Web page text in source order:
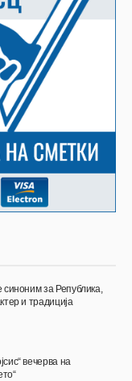
за Република,
и традиција
вечерва на